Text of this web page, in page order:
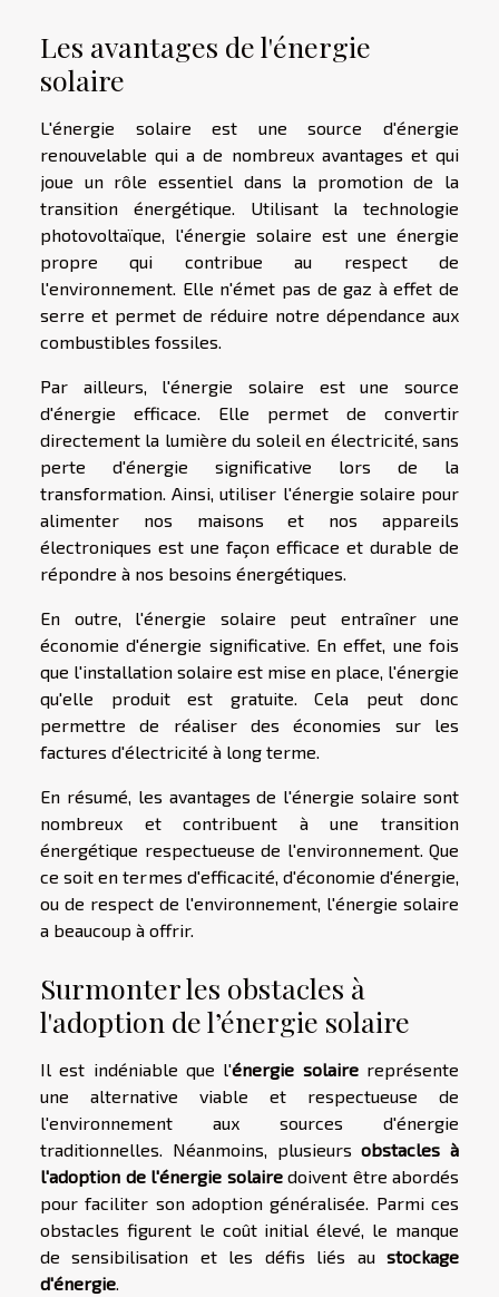
Les avantages de l'énergie
solaire
L'énergie solaire est une source d'énergie
renouvelable qui a de nombreux avantages et qui
joue un rôle essentiel dans la promotion de la
transition énergétique. Utilisant la technologie
photovoltaïque, l'énergie solaire est une énergie
propre qui contribue au respect de
l'environnement. Elle n'émet pas de gaz à effet de
serre et permet de réduire notre dépendance aux
combustibles fossiles.
Par ailleurs, l'énergie solaire est une source
d'énergie efficace. Elle permet de convertir
directement la lumière du soleil en électricité, sans
perte d'énergie significative lors de la
transformation. Ainsi, utiliser l'énergie solaire pour
alimenter nos maisons et nos appareils
électroniques est une façon efficace et durable de
répondre à nos besoins énergétiques.
En outre, l'énergie solaire peut entraîner une
économie d'énergie significative. En effet, une fois
que l'installation solaire est mise en place, l'énergie
qu'elle produit est gratuite. Cela peut donc
permettre de réaliser des économies sur les
factures d'électricité à long terme.
En résumé, les avantages de l'énergie solaire sont
nombreux et contribuent à une transition
énergétique respectueuse de l'environnement. Que
ce soit en termes d'efficacité, d'économie d'énergie,
ou de respect de l'environnement, l'énergie solaire
a beaucoup à offrir.
Surmonter les obstacles à
l'adoption de l’énergie solaire
Il est indéniable que l'énergie solairereprésente
une alternative viable et respectueuse de
l'environnement aux sources d'énergie
traditionnelles. Néanmoins, plusieursobstacles à
l'adoption de l'énergie solairedoivent être abordés
pour faciliter son adoption généralisée. Parmi ces
obstacles figurent le coût initial élevé, le manque
de sensibilisation et les défis liés au stockage
d'énergie.